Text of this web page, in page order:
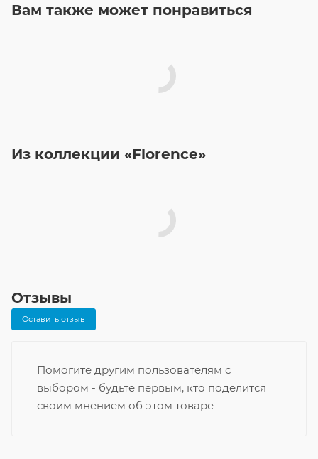
Вам также может понравиться
Из коллекции «Florence»
Отзывы
Оставить отзыв
Помогите другим пользователям с
выбором - будьте первым, кто поделится
своим мнением об этом товаре